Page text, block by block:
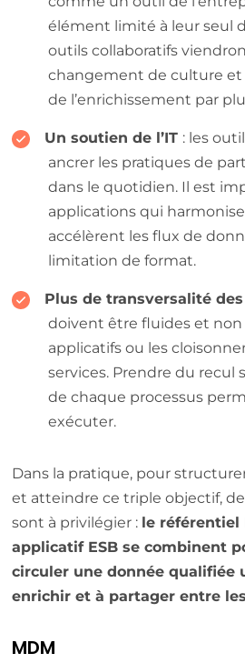
élément limité à leur seul
outils collaboratifs
changement de culture et
de l’enrichissement par
Un soutien de l’IT : les
ancrer les pratiques de
dans le quotidien. Il est
applications qui
accélèrent les flux de
limitation de format.
Plus de transversalité
doivent être fluides et non
applicatifs ou les
services. Prendre du recul
de chaque processus
exécuter.
Dans la pratique, pour
et atteindre ce triple objectif,
sont à privilégier : le référentiel
applicatif ESB se combinent
circuler une donnée qualifiée
enrichir et à partager entre
MDM